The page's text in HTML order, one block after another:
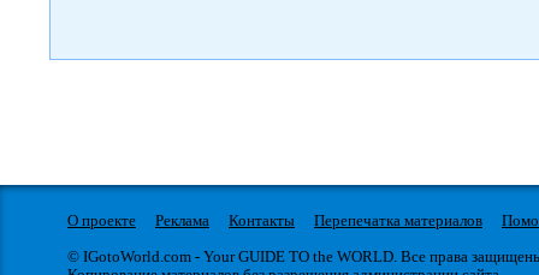
О проекте Реклама Контакты Перепечатка материалов
© IGotoWorld.com - Your GUIDE TO the WORLD. Все права